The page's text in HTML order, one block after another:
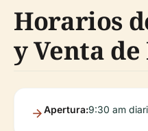
Horarios
y Venta
Apertura:9:30 am